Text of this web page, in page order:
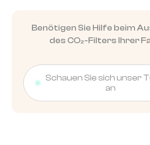
Benötigen Sie Hilfe beim
des CO₂-Filters Ihrer
Schauen Sie sich unser
an